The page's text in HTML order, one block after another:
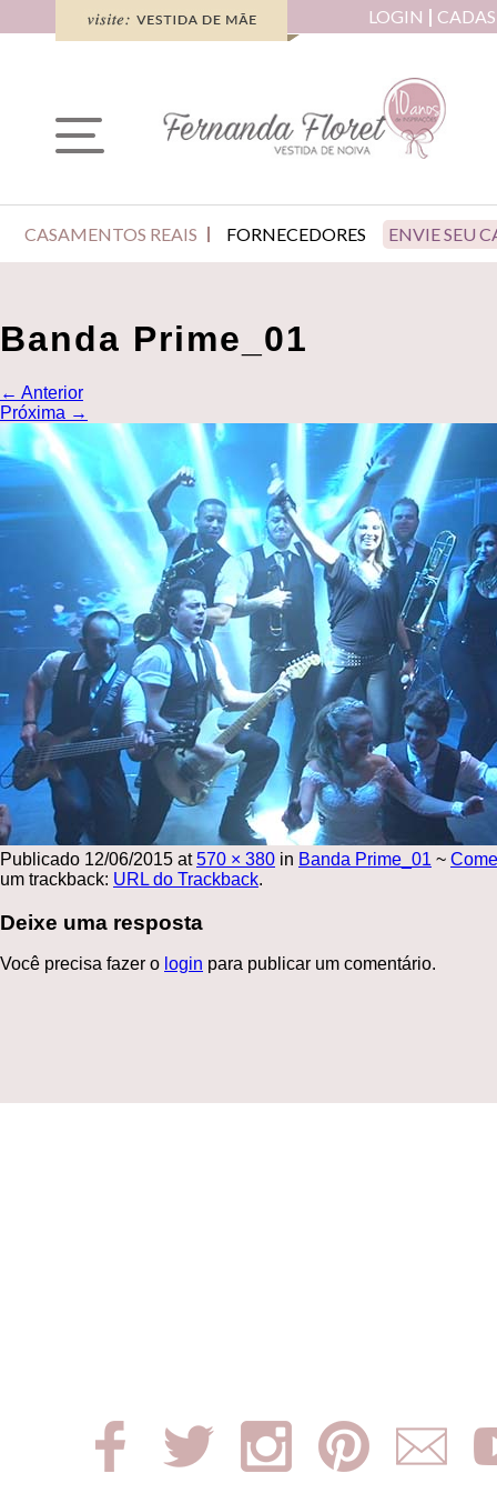
LOGIN
CASAMENTOS REAIS FORNECEDORES ENVIE SEU
Banda Prime_01
← Anterior
Próxima →
Publicado 12/06/2015 at570 × 380 in Banda Prime_01 ~
um trackback: URL do Trackback.
Deixe uma resposta
Você precisa fazer o login para publicar um comentário.